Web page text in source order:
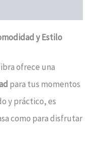
y Estilo
ofrece una
para tus momentos
y práctico, es
como para disfrutar